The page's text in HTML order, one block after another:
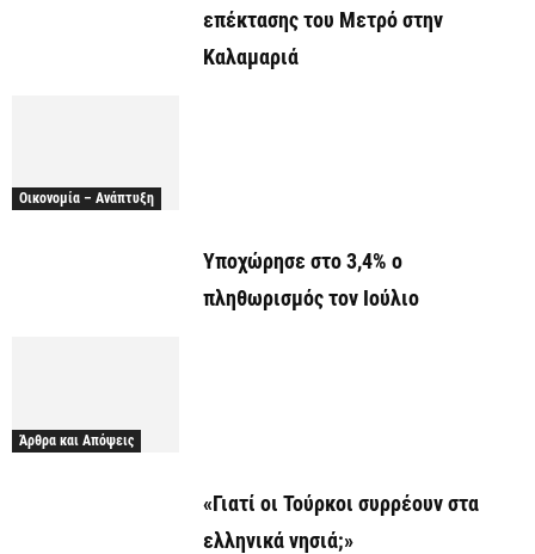
επέκτασης του Μετρό στην
Καλαμαριά
Οικονομία – Ανάπτυξη
Υποχώρησε στο 3,4% ο
πληθωρισμός τον Ιούλιο
Άρθρα και Απόψεις
«Γιατί οι Τούρκοι συρρέουν στα
ελληνικά νησιά;»